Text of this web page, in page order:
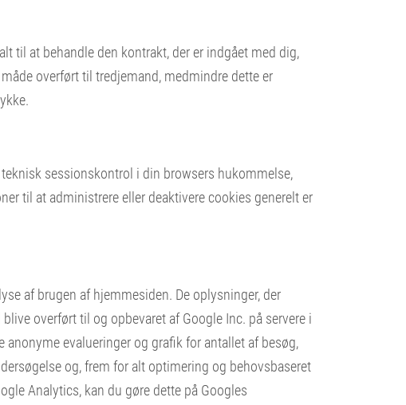
til at behandle den kontrakt, der er indgået med dig,
overført til tredjemand, medmindre dette er
sessionskontrol i din browsers hukommelse,
til at administrere eller deaktivere cookies generelt er
af brugen af ​​hjemmesiden. De oplysninger, der
overført til og opbevaret af Google Inc. på servere i
evalueringer og grafik for antallet af besøg,
og, frem for alt optimering og behovsbaseret
Analytics, kan du gøre dette på Googles